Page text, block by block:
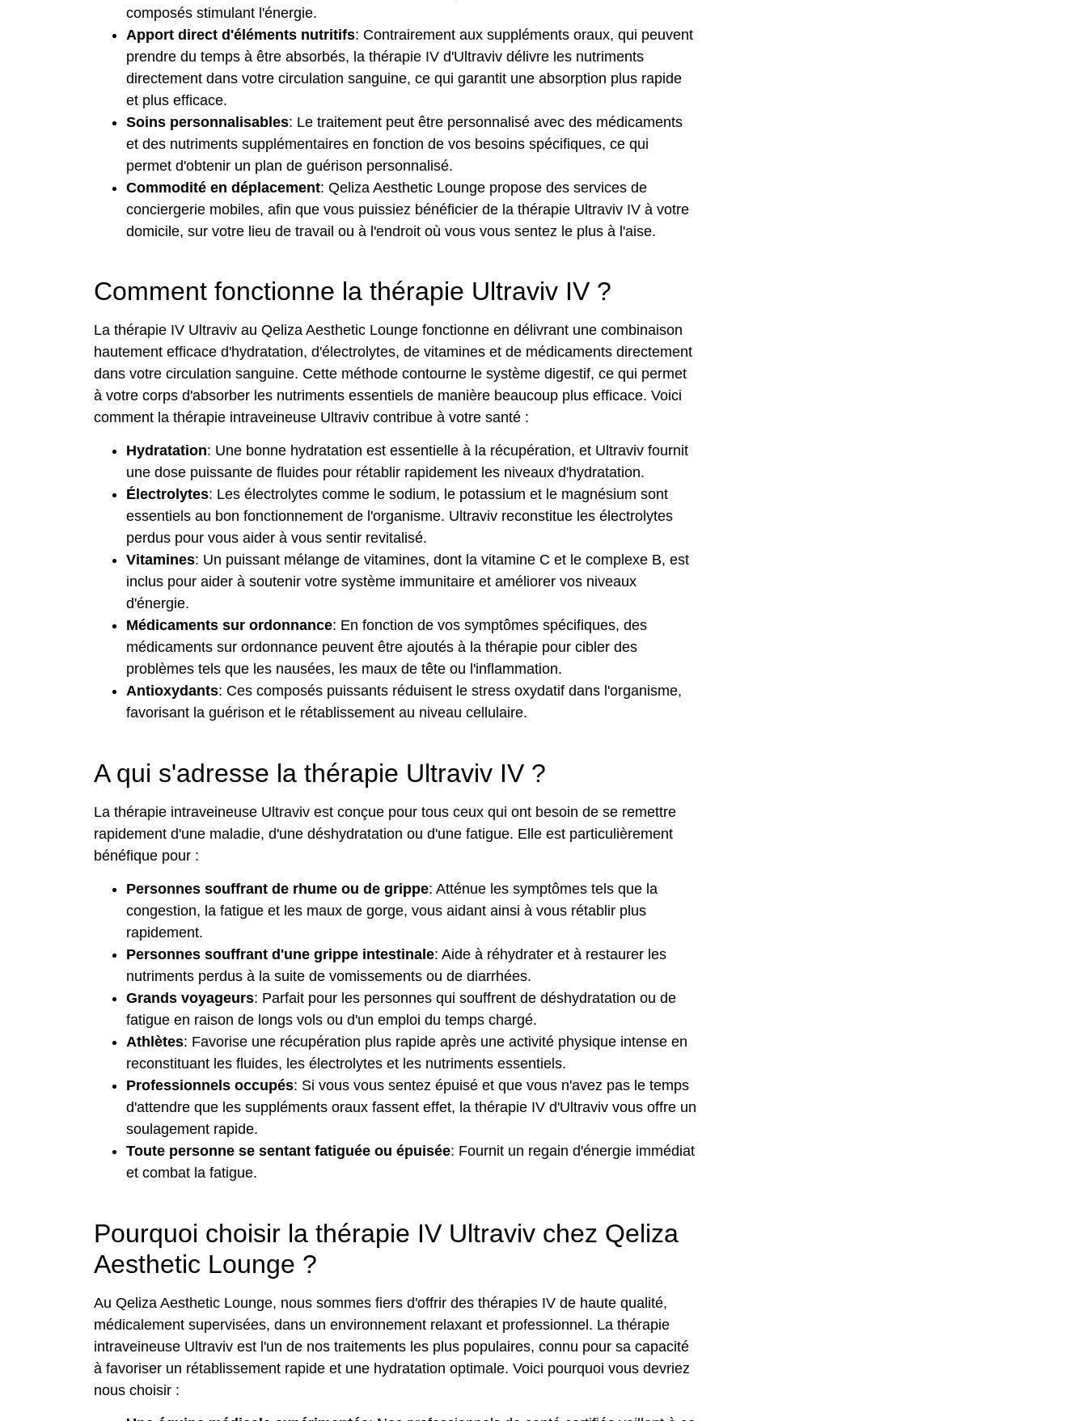
composés stimulant l'énergie.
Apport direct d'éléments nutritifs: Contrairement aux suppléments oraux, qui peuvent
prendre du temps à être absorbés, la thérapie IV d'Ultraviv délivre les nutriments
directement dans votre circulation sanguine, ce qui garantit une absorption plus rapide
et plus efficace.
Soins personnalisables: Le traitement peut être personnalisé avec des médicaments
et des nutriments supplémentaires en fonction de vos besoins spécifiques, ce qui
permet d'obtenir un plan de guérison personnalisé.
Commodité en déplacement: Qeliza Aesthetic Lounge propose des services de
conciergerie mobiles, afin que vous puissiez bénéficier de la thérapie Ultraviv IV à votre
domicile, sur votre lieu de travail ou à l'endroit où vous vous sentez le plus à l'aise.
Comment fonctionne la thérapie Ultraviv IV ?
La thérapie IV Ultraviv au Qeliza Aesthetic Lounge fonctionne en délivrant une combinaison
hautement efficace d'hydratation, d'électrolytes, de vitamines et de médicaments directement
dans votre circulation sanguine. Cette méthode contourne le système digestif, ce qui permet
à votre corps d'absorber les nutriments essentiels de manière beaucoup plus efficace. Voici
comment la thérapie intraveineuse Ultraviv contribue à votre santé :
Hydratation: Une bonne hydratation est essentielle à la récupération, et Ultraviv fournit
une dose puissante de fluides pour rétablir rapidement les niveaux d'hydratation.
Électrolytes: Les électrolytes comme le sodium, le potassium et le magnésium sont
essentiels au bon fonctionnement de l'organisme. Ultraviv reconstitue les électrolytes
perdus pour vous aider à vous sentir revitalisé.
Vitamines: Un puissant mélange de vitamines, dont la vitamine C et le complexe B, est
inclus pour aider à soutenir votre système immunitaire et améliorer vos niveaux
d'énergie.
Médicaments sur ordonnance: En fonction de vos symptômes spécifiques, des
médicaments sur ordonnance peuvent être ajoutés à la thérapie pour cibler des
problèmes tels que les nausées, les maux de tête ou l'inflammation.
Antioxydants: Ces composés puissants réduisent le stress oxydatif dans l'organisme,
favorisant la guérison et le rétablissement au niveau cellulaire.
A qui s'adresse la thérapie Ultraviv IV ?
La thérapie intraveineuse Ultraviv est conçue pour tous ceux qui ont besoin de se remettre
rapidement d'une maladie, d'une déshydratation ou d'une fatigue. Elle est particulièrement
bénéfique pour :
Personnes souffrant de rhume ou de grippe: Atténue les symptômes tels que la
congestion, la fatigue et les maux de gorge, vous aidant ainsi à vous rétablir plus
rapidement.
Personnes souffrant d'une grippe intestinale: Aide à réhydrater et à restaurer les
nutriments perdus à la suite de vomissements ou de diarrhées.
Grands voyageurs: Parfait pour les personnes qui souffrent de déshydratation ou de
fatigue en raison de longs vols ou d'un emploi du temps chargé.
Athlètes: Favorise une récupération plus rapide après une activité physique intense en
reconstituant les fluides, les électrolytes et les nutriments essentiels.
Professionnels occupés: Si vous vous sentez épuisé et que vous n'avez pas le temps
d'attendre que les suppléments oraux fassent effet, la thérapie IV d'Ultraviv vous offre un
soulagement rapide.
Toute personne se sentant fatiguée ou épuisée: Fournit un regain d'énergie immédiat
et combat la fatigue.
Pourquoi choisir la thérapie IV Ultraviv chez Qeliza
Aesthetic Lounge ?
Au Qeliza Aesthetic Lounge, nous sommes fiers d'offrir des thérapies IV de haute qualité,
médicalement supervisées, dans un environnement relaxant et professionnel. La thérapie
intraveineuse Ultraviv est l'un de nos traitements les plus populaires, connu pour sa capacité
à favoriser un rétablissement rapide et une hydratation optimale. Voici pourquoi vous devriez
nous choisir :